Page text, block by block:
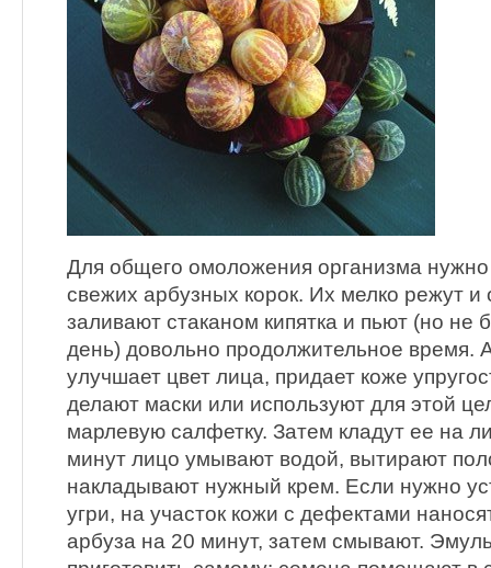
Для общего омоложения организма нужно
свежих арбузных корок. Их мелко режут
заливают стаканом кипятка и пьют (но не
день) довольно продолжительное время.
улучшает цвет лица, придает коже
делают маски или используют для этой
марлевую салфетку. Затем кладут ее на
минут лицо умывают водой, вытирают
накладывают нужный крем. Если нужно
угри, на участок кожи с дефектами
арбуза на 20 минут, затем смывают.